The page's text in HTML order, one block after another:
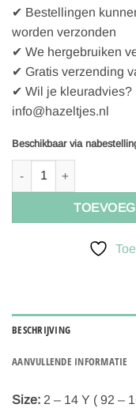
✔ Bestellingen
worden verzonden
✔ We hergebruiken
✔ Gratis verzending
✔ Wil je kleuradvies?
info@hazeltjes.nl
Beschikbaar via
Minikrea 33030 Jurk –
BESCHRIJVING
AANVULLENDE INFORMATIE
Size: 2 – 14 Y ( 92 –